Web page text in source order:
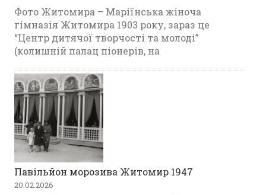
Фото Житомира – Маріїнська жіноча
гімназія Житомира 1903 року, зараз це
“Центр дитячої творчості та молоді”
(колишній палац піонерів, на
Павільйон морозива Житомир 1947
20.02.2026